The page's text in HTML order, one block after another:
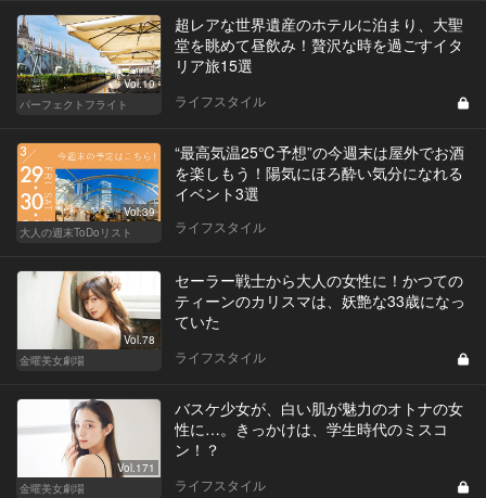
Vol.10
パーフェクトフライト
超レアな世界遺産のホテルに泊まり、大聖
堂を眺めて昼飲み！贅沢な時を過ごすイタ
リア旅15選
ライフスタイル
Vol.39
大人の週末ToDoリスト
“最高気温25℃予想”の今週末は屋外でお酒
を楽しもう！陽気にほろ酔い気分になれる
イベント3選
ライフスタイル
Vol.78
金曜美女劇場
セーラー戦士から大人の女性に！かつての
ティーンのカリスマは、妖艶な33歳になっ
ていた
ライフスタイル
Vol.171
金曜美女劇場
バスケ少女が、白い肌が魅力のオトナの女
性に…。きっかけは、学生時代のミスコ
ン！？
ライフスタイル